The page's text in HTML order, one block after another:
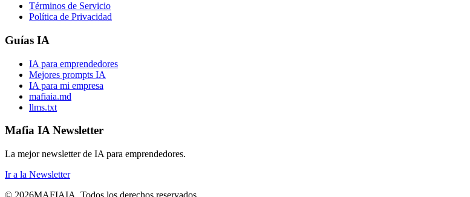
Términos de Servicio
Política de Privacidad
Guías IA
IA para emprendedores
Mejores prompts IA
IA para mi empresa
mafiaia.md
llms.txt
Mafia IA Newsletter
La mejor newsletter de IA para emprendedores.
Ir a la Newsletter
© 2026MAFIAIA Todos los derechos reservados.